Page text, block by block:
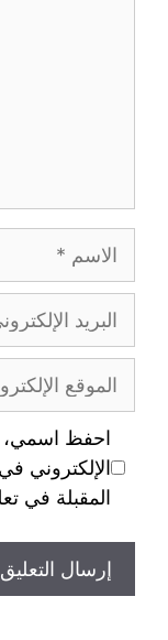
احفظ اسمي،
الإلكتروني
المقبلة في